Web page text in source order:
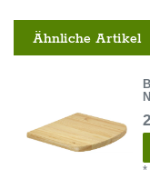
Ähnliche Artikel
*